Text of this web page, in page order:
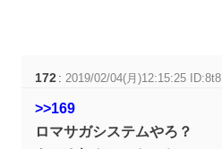
172 : 2019/02/04(月)12:15:25 ID:8t8
>>169
ロマサガシステムやろ？